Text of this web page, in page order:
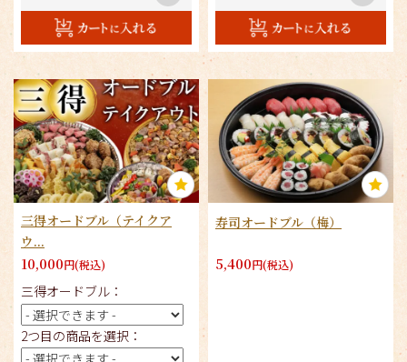
三得オードブル（テイクア
ウ...
10,000円(税込)
三得オードブル：
2つ目の商品を選択：
寿司オードブル（梅）
5,400円(税込)